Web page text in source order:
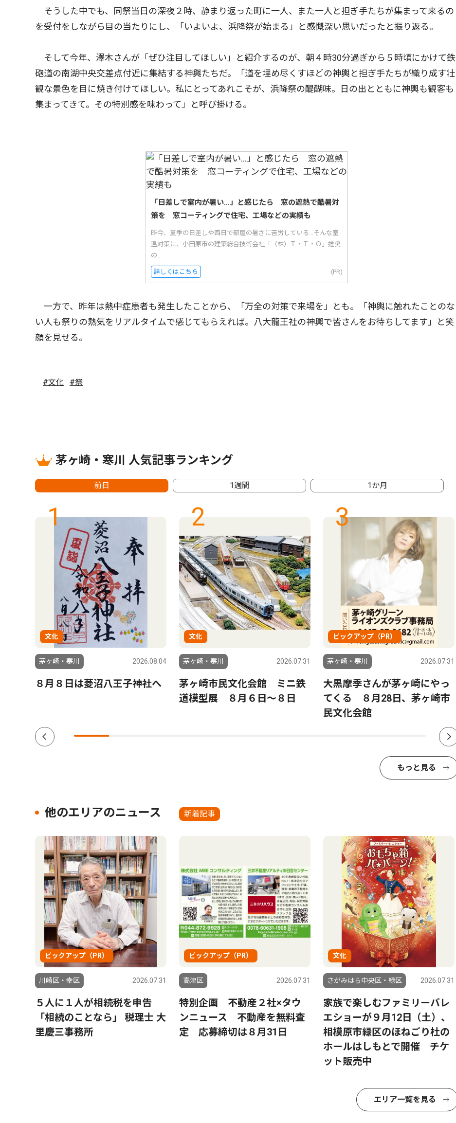
そうした中でも、同祭当日の深夜２時、静まり返った町に一人、また一人と担ぎ手たちが集まって来るの
を受付をしながら目の当たりにし、「いよいよ、浜降祭が始まる」と感慨深い思いだったと振り返る。
そして今年、澤木さんが「ぜひ注目してほしい」と紹介するのが、朝４時30分過ぎから５時頃にかけて鉄
砲道の南湖中央交差点付近に集結する神輿たちだ。「道を埋め尽くすほどの神輿と担ぎ手たちが織り成す壮
観な景色を目に焼き付けてほしい。私にとってあれこそが、浜降祭の醍醐味。日の出とともに神輿も観客も
集まってきて。その特別感を味わって」と呼び掛ける。
「日差しで室内が暑い…」と感じたら 窓の遮熱で酷暑対
策を 窓コーティングで住宅、工場などの実績も
昨今、夏季の日差しや西日で部屋の暑さに苦労している...そんな室
温対策に、小田原市の建築総合技術会社「（株）Ｔ・Ｔ・Ｏ」推奨
の...
詳しくはこちら (PR)
一方で、昨年は熱中症患者も発生したことから、「万全の対策で来場を」とも。「神輿に触れたことのな
い人も祭りの熱気をリアルタイムで感じてもらえれば。八大龍王社の神輿で皆さんをお待ちしてます」と笑
顔を見せる。
#文化 #祭
茅ヶ崎・寒川 人気記事ランキング
前日 1週間 1か月
1
文化
茅ヶ崎・寒川 2026.08.04
８月８日は菱沼八王子神社へ
2
文化
茅ヶ崎・寒川 2026.07.31
茅ヶ崎市民文化会館 ミニ鉄
道模型展 ８月６日〜８日
3
ピックアップ（PR）
茅ヶ崎・寒川 2026.07.31
大黒摩季さんが茅ヶ崎にやっ
てくる ８月28日、茅ヶ崎市
民文化会館
もっと見る
他のエリアのニュース 新着記事
ピックアップ（PR）
川崎区・幸区 2026.07.31
５人に１人が相続税を申告
「相続のことなら」 税理士 大
里慶三事務所
ピックアップ（PR）
高津区 2026.07.31
特別企画 不動産２社×タウ
ンニュース 不動産を無料査
定 応募締切は８月31日
文化
さがみはら中央区・緑区 2026.07.31
家族で楽しむファミリーバレ
エショーが９月12日（土）、
相模原市緑区のほねごり杜の
ホールはしもとで開催 チケ
ット販売中
エリア一覧を見る